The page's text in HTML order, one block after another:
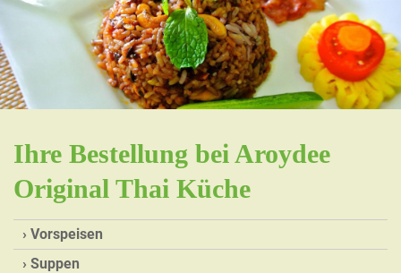
Ihre Bestellung bei Aroydee
Original Thai Küche
Vorspeisen
Suppen